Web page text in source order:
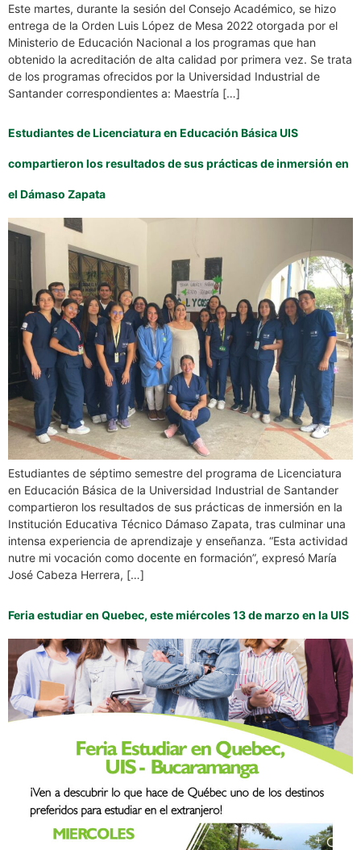
Este martes, durante la sesión del Consejo Académico, se hizo
entrega de la Orden Luis López de Mesa 2022 otorgada por el
Ministerio de Educación Nacional a los programas que han
obtenido la acreditación de alta calidad por primera vez. Se trata
de los programas ofrecidos por la Universidad Industrial de
Santander correspondientes a: Maestría […]
Estudiantes de Licenciatura en Educación Básica UIS
compartieron los resultados de sus prácticas de inmersión en
el Dámaso Zapata
Estudiantes de séptimo semestre del programa de Licenciatura
en Educación Básica de la Universidad Industrial de Santander
compartieron los resultados de sus prácticas de inmersión en la
Institución Educativa Técnico Dámaso Zapata, tras culminar una
intensa experiencia de aprendizaje y enseñanza. “Esta actividad
nutre mi vocación como docente en formación”, expresó María
José Cabeza Herrera, […]
Feria estudiar en Quebec, este miércoles 13 de marzo en la UIS